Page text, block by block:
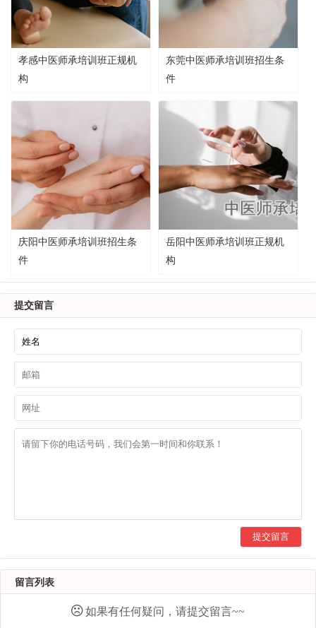
孝感中医师承培训班正规机
构
东莞中医师承培训班招生条
件
庆阳中医师承培训班招生条
件
岳阳中医师承培训班正规机
构
提交留言
提交留言
留言列表
如果有任何疑问，请提交留言~~